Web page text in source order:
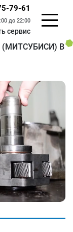
79-61
до 22:00
сервис
(МИТСУБИСИ) В